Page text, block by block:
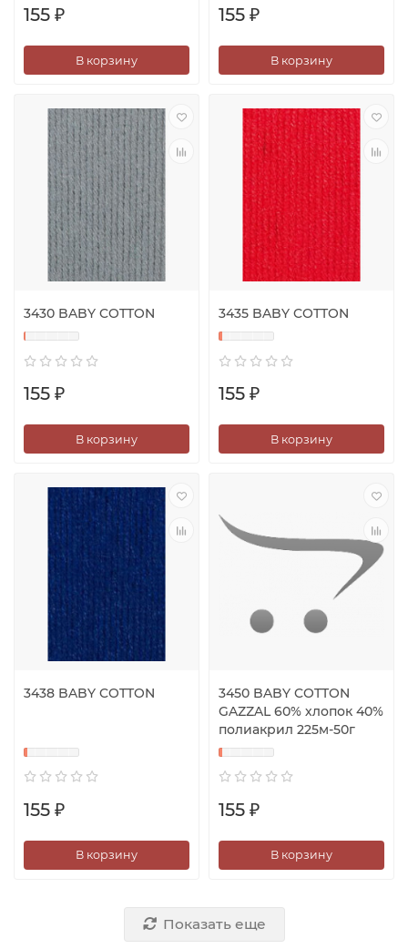
155 ₽
В корзину
155 ₽
В корзину
3430 BABY COTTON
155 ₽
В корзину
3435 BABY COTTON
155 ₽
В корзину
3438 BABY COTTON
155 ₽
В корзину
3450 BABY COTTON
GAZZAL 60% хлопок 40%
полиакрил 225м-50г
155 ₽
В корзину
Показать еще